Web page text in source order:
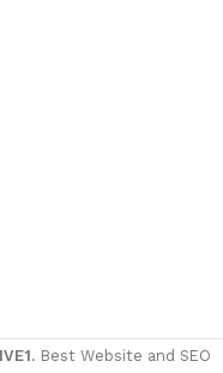
. Best Website and SEO